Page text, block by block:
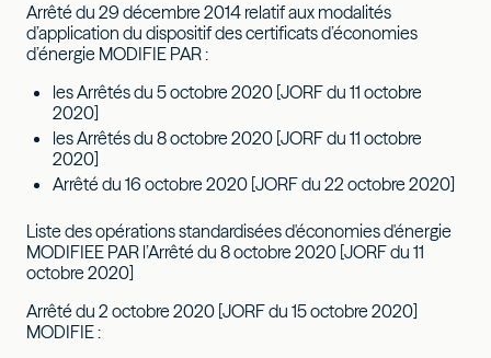
Arrêté du 29 décembre 2014 relatif aux modalités
d’application du dispositif des certificats d’économies
d’énergie MODIFIE PAR :
les Arrêtés du 5 octobre 2020 [JORF du 11 octobre
2020]
les Arrêtés du 8 octobre 2020 [JORF du 11 octobre
2020]
Arrêté du 16 octobre 2020 [JORF du 22 octobre 2020]
Liste des opérations standardisées d'économies d'énergie
MODIFIEE PAR l’Arrêté du 8 octobre 2020 [JORF du 11
octobre 2020]
Arrêté du 2 octobre 2020 [JORF du 15 octobre 2020]
MODIFIE :